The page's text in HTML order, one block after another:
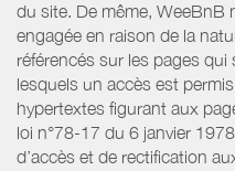
du site. De même, WeeBnB
engagée en raison de la
référencés sur les pages
lesquels un accès est
hypertextes figurant aux
loi n°78-17 du 6 janvier
d’accès et de rectification